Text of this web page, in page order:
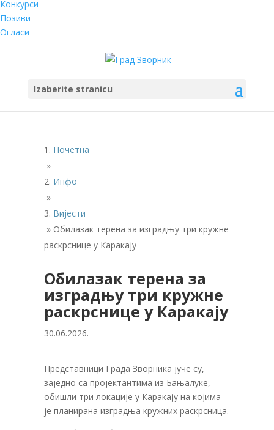
Конкурси
Позиви
Огласи
Izaberite stranicu
Почетна
»
Инфо
»
Вијести
» Обилазак терена за изградњу три кружне
раскрснице у Каракају
Обилазак терена за
изградњу три кружне
раскрснице у Каракају
30.06.2026.
Представници Града Зворника јуче су,
заједно са пројектантима из Бањалуке,
обишли три локације у Каракају на којима
је планирана изградња кружних раскрсница.